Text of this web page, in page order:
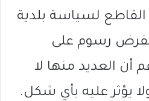
القاطع لسياسة بلدية
بفرض رسوم على
أن العديد منها لا
يؤثر عليه بأي شكل.